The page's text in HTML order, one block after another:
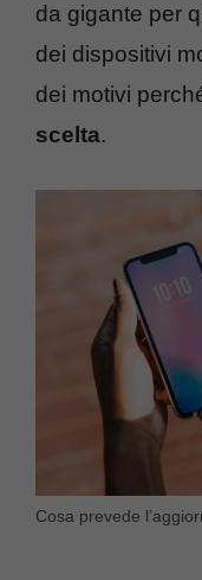
da gigante per
dei dispositivi
dei motivi
scelta.
Cosa prevede